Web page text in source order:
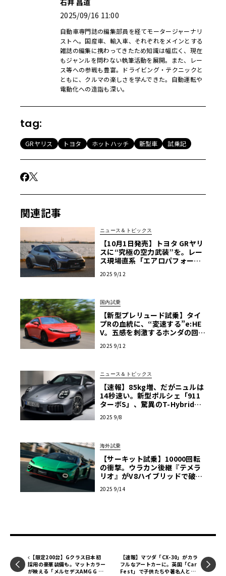
2025/09/16 11:00
自動車専門誌の編集部員を経てモータージャーナリ
ストへ。国産車、輸入車、それぞれをメインとする
雑誌の編集に携わってきたため知識は幅広く、現在
もジャンルを問わない執筆活動を展開。また、レー
ス等への参戦も豊富。ドライビング・テクニックと
ともに、クルマの楽しさを学んできた。自動運転や
電動化への造詣も深い。
tag:
GRヤリス トヨタ ホットハッチ 新型車 試乗記
関連記事
ニュース＆トピックス
【10月1日発売】トヨタ GRヤリ
スに“究極の空力武装”を。レー
ス現場直系「エアロパフォーマ
2025 9/12
国内試乗
【新型プレリュード試乗】タイ
プRの血統に、“変速する”e:HE
V。五感を刺激するホンダの回答
2025 9/12
ニュース＆トピックス
【速報】85kg増、だがニュルは
14秒速い。新型ポルシェ「911
ターボS」、驚異のT-Hybridを
2025 9/8
海外試乗
【サーキット試乗】10000回転
の衝撃。ウラカン後継『テメラ
リオ』がV8ハイブリッドで破壊
2025 9/14
【限定200台】Gクラス日本初
採用の豪華装備も。マットカラー
が映える「メルセデスAMG G 63
【速報】マツダ「CX-30」がカラ
フルなアートカーに。英国「Car
Fest」で子供たちや著名人と共